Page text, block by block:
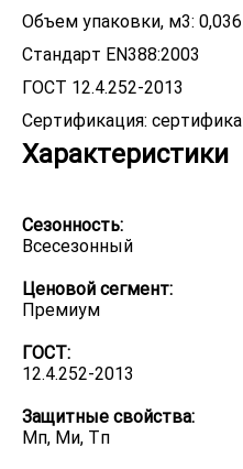
Объем упаковки, м3: 0,036
Стандарт EN388:2003
ГОСТ 12.4.252-2013
Сертификация:
Характеристики
Сезонность:
Всесезонный
Ценовой сегмент:
Премиум
ГОСТ:
12.4.252-2013
Защитные свойства:
Мп, Ми, Тп